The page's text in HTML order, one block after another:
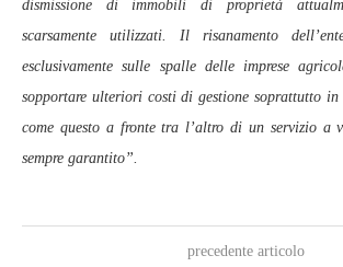
dismissione di immobili di proprietà
scarsamente utilizzati. Il risanamento
esclusivamente sulle spalle delle imprese
sopportare ulteriori costi di gestione soprattutto
come questo a fronte tra l’altro di un servizio a
sempre garantito”.
precedente articolo